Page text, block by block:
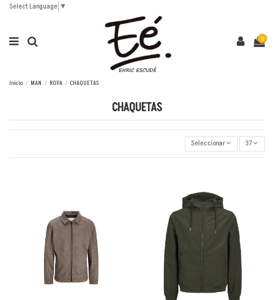
Select Language ▼
0
Inicio MAN ROPA CHAQUETAS
CHAQUETAS
Seleccionar 37